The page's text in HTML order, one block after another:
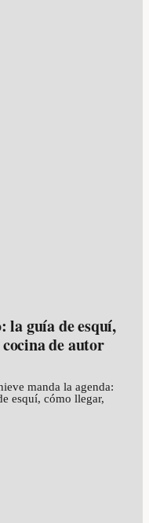
la guía de esquí,
de autor
manda la agenda:
esquí, cómo llegar,